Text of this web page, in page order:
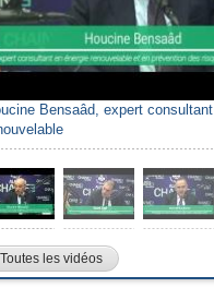
Bensaâd, expert
Toutes les vidéos